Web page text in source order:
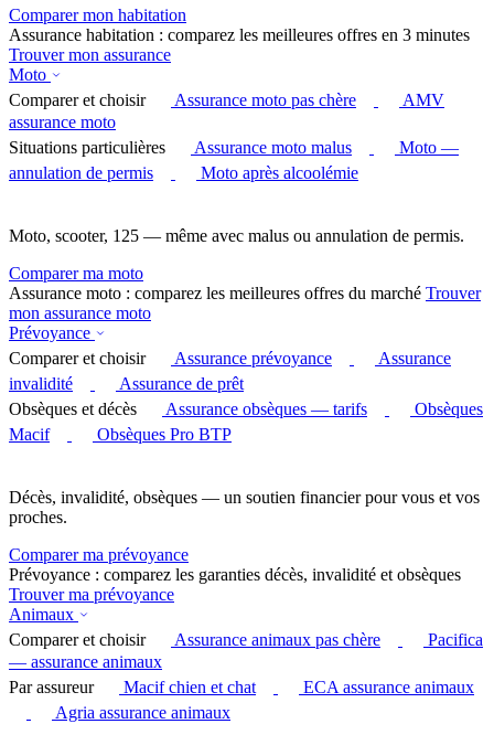
Comparer mon habitation
Assurance habitation : comparez les meilleures offres en 3 minutes
Trouver mon assurance
Moto
Comparer et choisir
Assurance moto pas chère
AMV
assurance moto
Situations particulières
Assurance moto malus
Moto —
annulation de permis
Moto après alcoolémie
Moto, scooter, 125 — même avec malus ou annulation de permis.
Comparer ma moto
Assurance moto : comparez les meilleures offres du marché Trouver
mon assurance moto
Prévoyance
Comparer et choisir
Assurance prévoyance
Assurance
invalidité
Assurance de prêt
Obsèques et décès
Assurance obsèques — tarifs
Obsèques
Macif
Obsèques Pro BTP
Décès, invalidité, obsèques — un soutien financier pour vous et vos
proches.
Comparer ma prévoyance
Prévoyance : comparez les garanties décès, invalidité et obsèques
Trouver ma prévoyance
Animaux
Comparer et choisir
Assurance animaux pas chère
Pacifica
— assurance animaux
Par assureur
Macif chien et chat
ECA assurance animaux
Agria assurance animaux